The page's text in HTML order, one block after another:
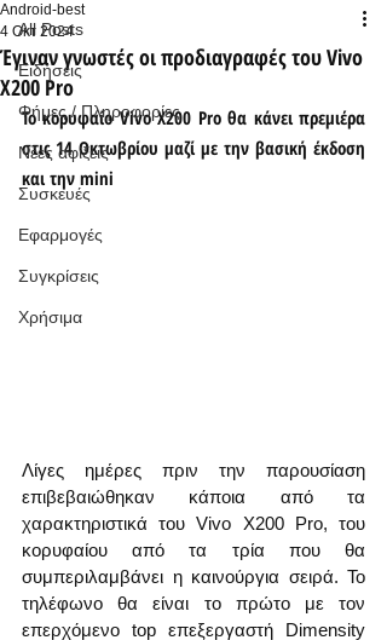
All Posts
Ειδήσεις
Φήμες / Πληροφορίες
Νέες αφίξεις
Συσκευές
Εφαρμογές
Συγκρίσεις
Χρήσιμα
Έγιναν γνωστές οι προδιαγραφές του Vivo
X200 Pro
Android-best
4 Οκτ 2024
Το κορυφαίο Vivo X200 Pro θα κάνει πρεμιέρα
στις 14 Οκτωβρίου μαζί με την βασική έκδοση
και την mini
Λίγες ημέρες πριν την παρουσίαση
επιβεβαιώθηκαν κάποια από τα
χαρακτηριστικά του Vivo X200 Pro, του
κορυφαίου από τα τρία που θα
συμπεριλαμβάνει η καινούργια σειρά. Το
τηλέφωνο θα είναι το πρώτο με τον
επερχόμενο top επεξεργαστή Dimensity